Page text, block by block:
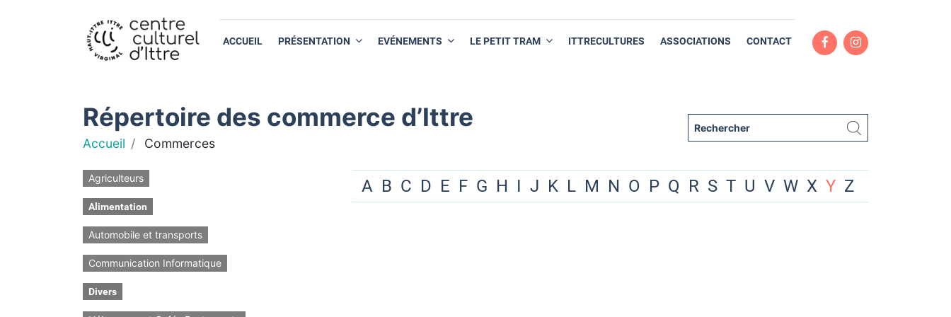
ACCUEIL PRÉSENTATION EVÉNEMENTS LE PETIT TRAM ITTRECULTURES ASSOCIATIONS CONTACT
Répertoire des commerce d’Ittre
Accueil Commerces
Agriculteurs
Alimentation
Automobile et transports
Communication Informatique
Divers
A B C D E F G H I J K L M N O P Q R S T U V W X Y Z